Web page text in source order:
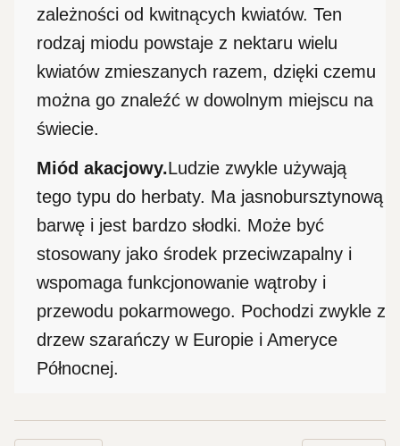
zależności od kwitnących kwiatów. Ten
rodzaj miodu powstaje z nektaru wielu
kwiatów zmieszanych razem, dzięki czemu
można go znaleźć w dowolnym miejscu na
świecie.
Miód akacjowy.Ludzie zwykle używają
tego typu do herbaty. Ma jasnobursztynową
barwę i jest bardzo słodki. Może być
stosowany jako środek przeciwzapalny i
wspomaga funkcjonowanie wątroby i
przewodu pokarmowego. Pochodzi zwykle z
drzew szarańczy w Europie i Ameryce
Północnej.